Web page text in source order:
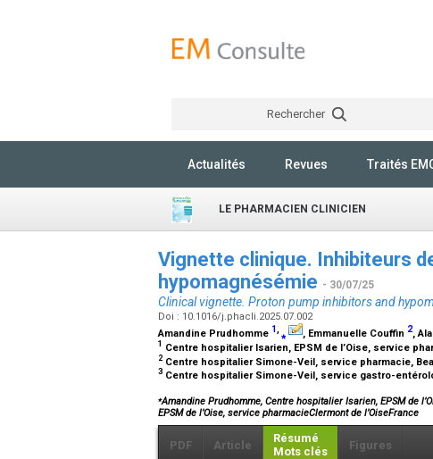
Rechercher
Actualités Revues Traités
LE PHARMACIEN CLINICIEN
Vignette clinique. Inhibiteurs
hypomagnésémie - 30/07/25
Clinical vignette. Proton pump inhibitors and
Doi : 10.1016/j.phacli.2025.07.002
Amandine Prudhomme 1,⁎ , Emmanuelle Couffin 2,
1 Centre hospitalier Isarien, EPSM de l’Oise, service
2 Centre hospitalier Simone-Veil, service pharmacie,
3 Centre hospitalier Simone-Veil, service gastro-
⁎Amandine Prudhomme, Centre hospitalier Isarien, EPSM de
EPSM de l’Oise, service pharmacieClermont de l’OiseFrance
PDF Article
Résumé
Mots clés
Figures